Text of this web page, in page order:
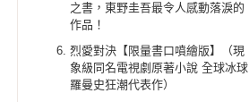
之書，東野圭吾最令人感動落淚的
作品！
烈愛對決【限量書口噴繪版】（現
象級同名電視劇原著小說 全球冰球
羅曼史狂潮代表作）